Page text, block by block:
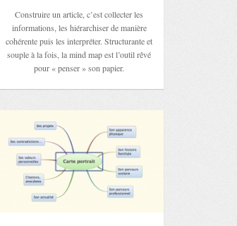
Construire un article, c’est collecter les
informations, les hiérarchiser de manière
cohérente puis les interpréter. Structurante et
souple à la fois, la mind map est l’outil rêvé
pour « penser » son papier.